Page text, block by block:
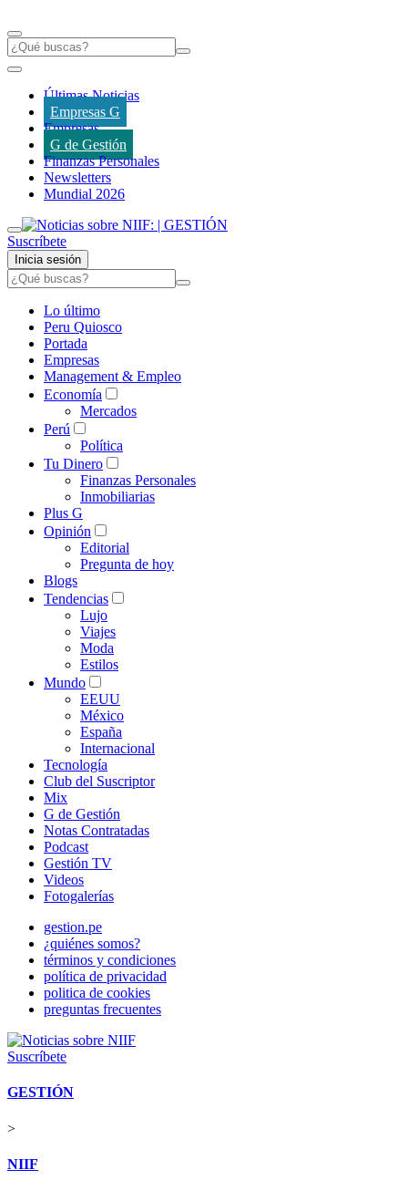
Últimas Noticias
Empresas G
Empresas
G de Gestión
Finanzas Personales
Newsletters
Mundial 2026
Suscríbete
Inicia sesión
Lo último
Peru Quiosco
Portada
Empresas
Management & Empleo
Economía
Mercados
Perú
Política
Tu Dinero
Finanzas Personales
Inmobiliarias
Plus G
Opinión
Editorial
Pregunta de hoy
Blogs
Tendencias
Lujo
Viajes
Moda
Estilos
Mundo
EEUU
México
España
Internacional
Tecnología
Club del Suscriptor
Mix
G de Gestión
Notas Contratadas
Podcast
Gestión TV
Videos
Fotogalerías
gestion.pe
¿quiénes somos?
términos y condiciones
política de privacidad
politica de cookies
preguntas frecuentes
Suscríbete
GESTIÓN
>
NIIF